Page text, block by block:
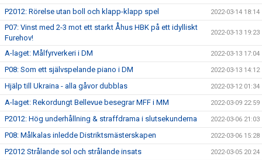
P2012: Rörelse utan boll och klapp-klapp spel 2022-03-14 18:14
P07: Vinst med 2-3 mot ett starkt Åhus HBK på ett idylliskt
Furehov!
2022-03-13 19:23
A-laget: Målfyrverkeri i DM 2022-03-13 17:04
P08: Som ett självspelande piano i DM 2022-03-13 14:12
Hjälp till Ukraina - alla gåvor dubblas 2022-03-12 01:34
A-laget: Rekordungt Bellevue besegrar MFF i MM 2022-03-09 22:59
P2012: Hög underhållning & straffdrama i slutsekunderna 2022-03-06 21:03
P08: Målkalas inledde Distriktsmästerskapen 2022-03-06 15:28
P2012 Strålande sol och strålande insats 2022-03-05 20:24